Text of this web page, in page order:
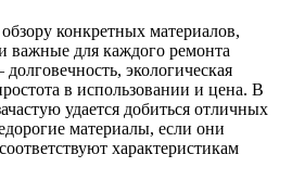
конкретных материалов,
важные для каждого ремонта
экологическая
в использовании и цена. В
удается добиться отличных
материалы, если они
характеристикам